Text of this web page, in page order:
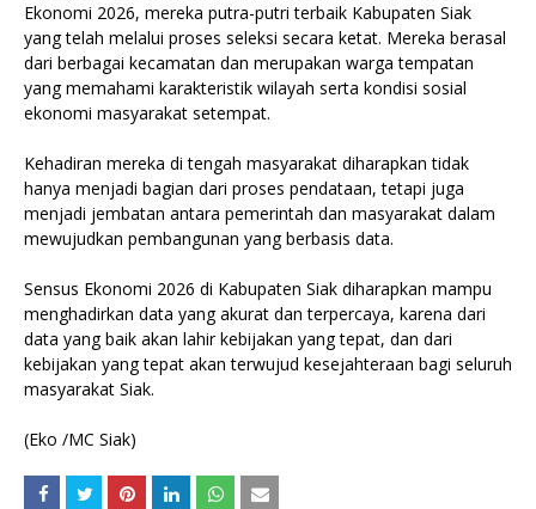
Ekonomi 2026, mereka putra-putri terbaik Kabupaten Siak
yang telah melalui proses seleksi secara ketat. Mereka berasal
dari berbagai kecamatan dan merupakan warga tempatan
yang memahami karakteristik wilayah serta kondisi sosial
ekonomi masyarakat setempat.
Kehadiran mereka di tengah masyarakat diharapkan tidak
hanya menjadi bagian dari proses pendataan, tetapi juga
menjadi jembatan antara pemerintah dan masyarakat dalam
mewujudkan pembangunan yang berbasis data.
Sensus Ekonomi 2026 di Kabupaten Siak diharapkan mampu
menghadirkan data yang akurat dan terpercaya, karena dari
data yang baik akan lahir kebijakan yang tepat, dan dari
kebijakan yang tepat akan terwujud kesejahteraan bagi seluruh
masyarakat Siak.
(Eko /MC Siak)